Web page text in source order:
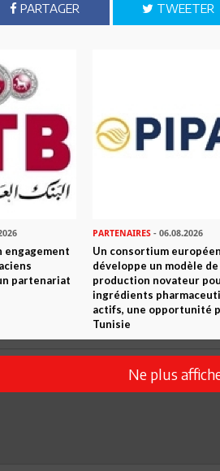
ami Imprimer
LE AVEC VOS AMIS !
CET ARTICLE
Commenter
PARTAGER TWEETER
engagement
partenariat
PARTENAIRES - 06.08.2026
Un consortium européen
développe un modèle de
production novateur
ingrédients
actifs, une opportunité
Tunisie
Ne plus